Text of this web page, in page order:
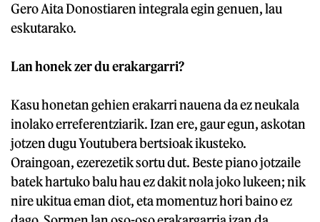
Gero Aita Donostiaren integrala egin genuen, lau
eskutarako.
Lan honek zer du erakargarri?
Kasu honetan gehien erakarri nauena da ez neukala
inolako erreferentziarik. Izan ere, gaur egun, askotan
jotzen dugu Youtubera bertsioak ikusteko.
Oraingoan, ezerezetik sortu dut. Beste piano jotzaile
batek hartuko balu hau ez dakit nola joko lukeen; nik
nire ukitua eman diot, eta momentuz hori baino ez